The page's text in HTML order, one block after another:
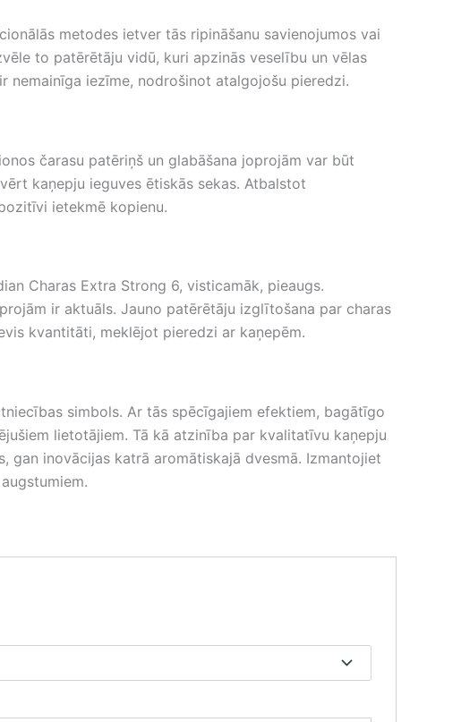
metodes ietver tās ripināšanu savienojumos vai
to patērētāju vidū, kuri apzinās veselību un vēlas
nemainīga iezīme, nodrošinot atalgojošu pieredzi.
čarasu patēriņš un glabāšana joprojām var būt
kaņepju ieguves ētiskās sekas. Atbalstot
ietekmē kopienu.
Charas Extra Strong 6, visticamāk, pieaugs.
ir aktuāls. Jauno patērētāju izglītošana par charas
kvantitāti, meklējot pieredzi ar kaņepēm.
simbols. Ar tās spēcīgajiem efektiem, bagātīgo
lietotājiem. Tā kā atzinība par kvalitatīvu kaņepju
inovācijas katrā aromātiskajā dvesmā. Izmantojiet